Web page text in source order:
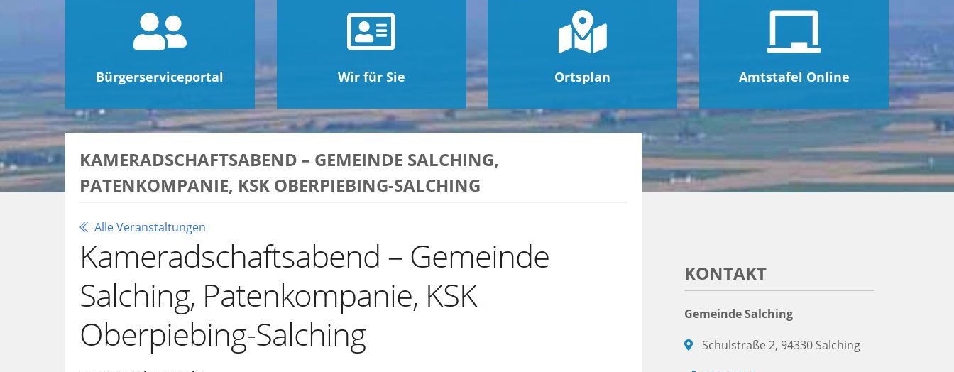
Bürgerserviceportal Wir für Sie Ortsplan Amtstafel Online
KAMERADSCHAFTSABEND – GEMEINDE SALCHING,
PATENKOMPANIE, KSK OBERPIEBING-SALCHING
Alle Veranstaltungen
Kameradschaftsabend – Gemeinde
Salching, Patenkompanie, KSK
Oberpiebing-Salching
KONTAKT
Gemeinde Salching
Schulstraße 2, 94330 Salching